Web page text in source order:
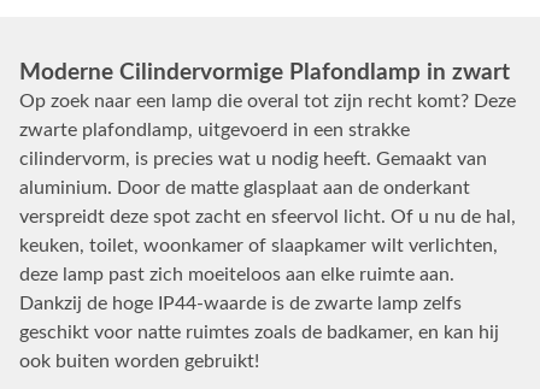
Moderne Cilindervormige Plafondlamp in zwart
Op zoek naar een lamp die overal tot zijn recht komt? Deze
zwarte plafondlamp, uitgevoerd in een strakke
cilindervorm, is precies wat u nodig heeft. Gemaakt van
aluminium. Door de matte glasplaat aan de onderkant
verspreidt deze spot zacht en sfeervol licht. Of u nu de hal,
keuken, toilet, woonkamer of slaapkamer wilt verlichten,
deze lamp past zich moeiteloos aan elke ruimte aan.
Dankzij de hoge IP44-waarde is de zwarte lamp zelfs
geschikt voor natte ruimtes zoals de badkamer, en kan hij
ook buiten worden gebruikt!